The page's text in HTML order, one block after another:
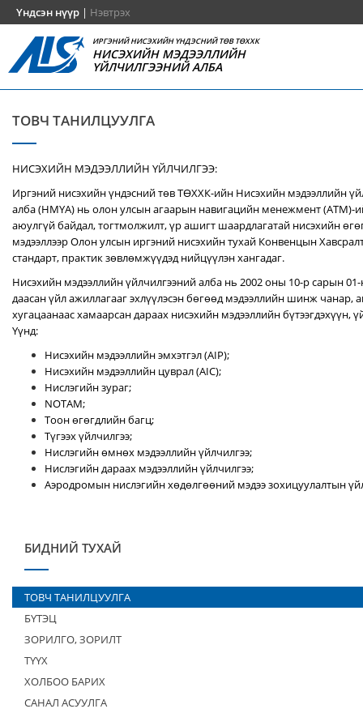
Үндсэн нүүр | Нэвтрэх
ИРГЭНИЙ НИСЭХИЙН ҮНДЭСНИЙ ТӨВ ТӨХХК
НИСЭХИЙН МЭДЭЭЛЛИЙН
ҮЙЛЧИЛГЭЭНИЙ АЛБА
ТОВЧ ТАНИЛЦУУЛГА
НИСЭХИЙН МЭДЭЭЛЛИЙН ҮЙЛЧИЛГЭЭ:
Иргэний нисэхийн үндэсний төв ТӨХХК-ийн Нисэхийн мэдээллийн
алба (НМҮА) нь олон улсын агаарын навигацийн менежмент (ATM)-
аюулгүй байдал, тогтмолжилт, үр ашигт шаардлагатай нисэхийн
мэдээллээр Олон улсын иргэний нисэхийн тухай Конвенцын
стандарт, практик зөвлөмжүүдэд нийцүүлэн хангадаг.
Нисэхийн мэдээллийн үйлчилгээний алба нь 2002 оны 10-р сарын
даасан үйл ажиллагааг эхлүүлэсэн бөгөөд мэдээллийн шинж чанар,
хугацаанаас хамаарсан дараах нисэхийн мэдээллийн бүтээгдэхүүн,
Үүнд:
Нисэхийн мэдээллийн эмхэтгэл (AIP);
Нисэхийн мэдээллийн цуврал (AIC);
Нислэгийн зураг;
NOTAM;
Тоон өгөгдлийн багц;
Түгээх үйлчилгээ;
Нислэгийн өмнөх мэдээллийн үйлчилгээ;
Нислэгийн дараах мэдээллийн үйлчилгээ;
Аэродромын нислэгийн хөдөлгөөний мэдээ зохицуулалтын
БИДНИЙ ТУХАЙ
ТОВЧ ТАНИЛЦУУЛГА
БҮТЭЦ
ЗОРИЛГО, ЗОРИЛТ
ТҮҮХ
ХОЛБОО БАРИХ
САНАЛ АСУУЛГА